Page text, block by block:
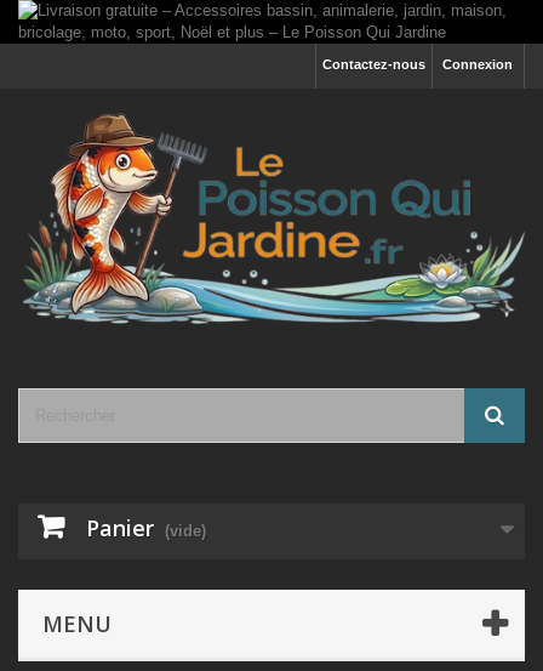
Connexion
Contactez-nous
Panier (vide)
MENU